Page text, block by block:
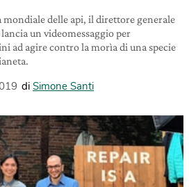
mondiale delle api, il direttore generale
un videomessaggio per
ad agire contro la morìa di una specie
di Simone Santi